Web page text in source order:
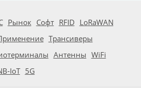
Рынок Софт RFID LoRaWAN
Трансиверы
Антенны WiFi
IoT 5G